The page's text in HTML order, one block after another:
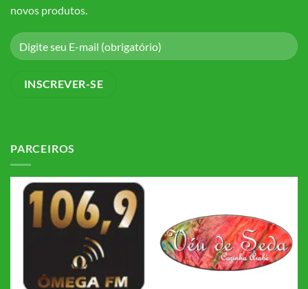
novos produtos.
PARCEIROS